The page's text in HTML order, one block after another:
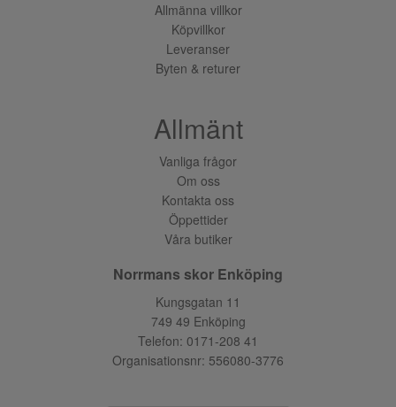
Allmänna villkor
Köpvillkor
Leveranser
Byten & returer
Allmänt
Vanliga frågor
Om oss
Kontakta oss
Öppettider
Våra butiker
Norrmans skor Enköping
Kungsgatan 11
749 49 Enköping
Telefon: 0171-208 41
Organisationsnr: 556080-3776